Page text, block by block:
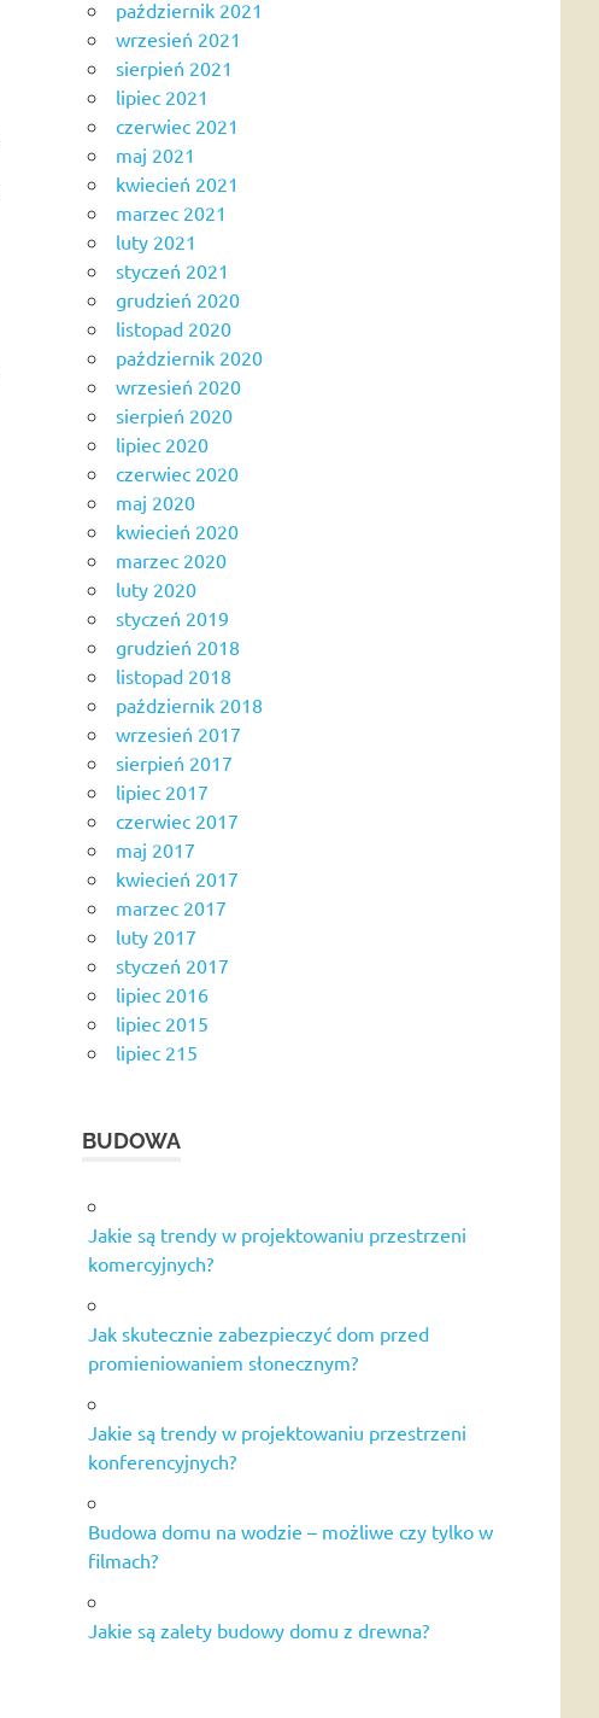
październik 2021
wrzesień 2021
sierpień 2021
lipiec 2021
czerwiec 2021
maj 2021
kwiecień 2021
marzec 2021
luty 2021
styczeń 2021
grudzień 2020
listopad 2020
październik 2020
wrzesień 2020
sierpień 2020
lipiec 2020
czerwiec 2020
maj 2020
kwiecień 2020
marzec 2020
luty 2020
styczeń 2019
grudzień 2018
listopad 2018
październik 2018
wrzesień 2017
sierpień 2017
lipiec 2017
czerwiec 2017
maj 2017
kwiecień 2017
marzec 2017
luty 2017
styczeń 2017
lipiec 2016
lipiec 2015
lipiec 215
BUDOWA
Jakie są trendy w projektowaniu przestrzeni
komercyjnych?
Jak skutecznie zabezpieczyć dom przed
promieniowaniem słonecznym?
Jakie są trendy w projektowaniu przestrzeni
konferencyjnych?
Budowa domu na wodzie – możliwe czy tylko w
filmach?
Jakie są zalety budowy domu z drewna?